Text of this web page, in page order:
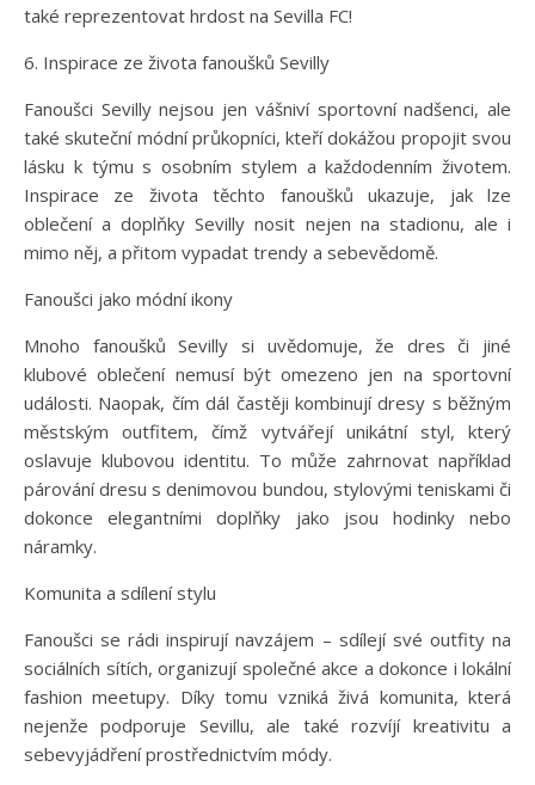
také reprezentovat hrdost na Sevilla FC!
6. Inspirace ze života fanoušků Sevilly
Fanoušci Sevilly nejsou jen vášniví sportovní nadšenci, ale
také skuteční módní průkopníci, kteří dokážou propojit svou
lásku k týmu s osobním stylem a každodenním životem.
Inspirace ze života těchto fanoušků ukazuje, jak lze
oblečení a doplňky Sevilly nosit nejen na stadionu, ale i
mimo něj, a přitom vypadat trendy a sebevědomě.
Fanoušci jako módní ikony
Mnoho fanoušků Sevilly si uvědomuje, že dres či jiné
klubové oblečení nemusí být omezeno jen na sportovní
události. Naopak, čím dál častěji kombinují dresy s běžným
městským outfitem, čímž vytvářejí unikátní styl, který
oslavuje klubovou identitu. To může zahrnovat například
párování dresu s denimovou bundou, stylovými teniskami či
dokonce elegantními doplňky jako jsou hodinky nebo
náramky.
Komunita a sdílení stylu
Fanoušci se rádi inspirují navzájem – sdílejí své outfity na
sociálních sítích, organizují společné akce a dokonce i lokální
fashion meetupy. Díky tomu vzniká živá komunita, která
nejenže podporuje Sevillu, ale také rozvíjí kreativitu a
sebevyjádření prostřednictvím módy.